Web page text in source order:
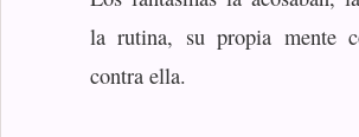
la rutina, su propia mente
contra ella.